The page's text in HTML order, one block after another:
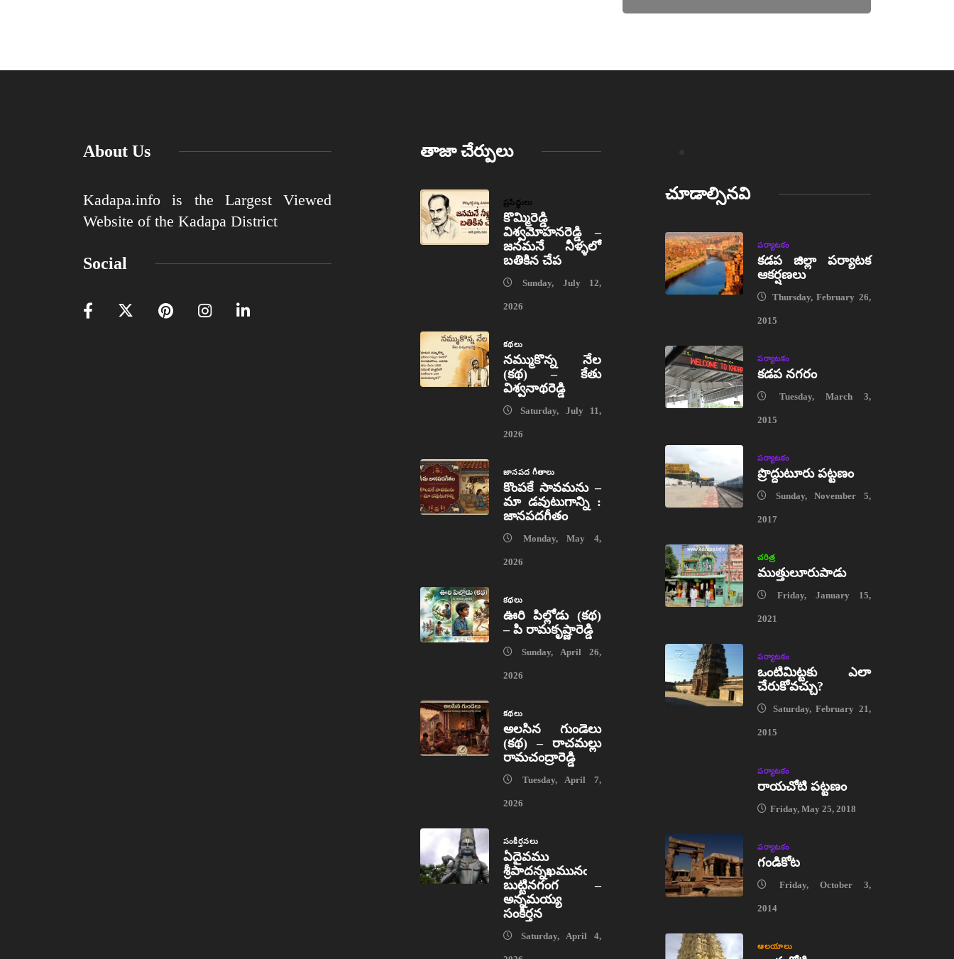
About Us
Kadapa.info is the Largest Viewed
Website of the Kadapa District
Social
తాజా చేర్పులు
ప్రసిద్ధులు
కొమ్మిరెడ్డి
విశ్వమోహనరెడ్డి –
జనమనే నీళ్ళలో
బతికిన చేప
Sunday, July 12,
2026
కథలు
నమ్ముకొన్న నేల
(కథ) – కేతు
విశ్వనాథరెడ్డి
Saturday, July 11,
2026
జానపద గీతాలు
కొంపకే సావమను –
మా డవుటుగాన్ని :
జానపదగీతం
Monday, May 4,
2026
కథలు
ఊరి పిల్లోడు (కథ)
– పి రామకృష్ణారెడ్డి
Sunday, April 26,
2026
కథలు
అలసిన గుండెలు
(కథ) – రాచమల్లు
రామచంద్రారెడ్డి
Tuesday, April 7,
2026
సంకీర్తనలు
ఏదైవము
శ్రీపాదన్నఖమునఁ
బుట్టినగంగ –
అన్నమయ్య
సంకీర్తన
Saturday, April 4,
చూడాల్సినవి
పర్యాటకం
కడప జిల్లా పర్యాటక
ఆకర్షణలు
Thursday, February 26,
2015
పర్యాటకం
కడప నగరం
Tuesday, March 3,
2015
పర్యాటకం
ప్రొద్దుటూరు పట్టణం
Sunday, November 5,
2017
చరిత్ర
ముత్తులూరుపాడు
Friday, January 15,
2021
పర్యాటకం
ఒంటిమిట్టకు ఎలా
చేరుకోవచ్చు?
Saturday, February 21,
2015
పర్యాటకం
రాయచోటి పట్టణం
Friday, May 25, 2018
పర్యాటకం
గండికోట
Friday, October 3,
2014
ఆలయాలు